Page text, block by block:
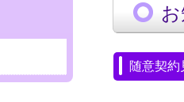
随意契約